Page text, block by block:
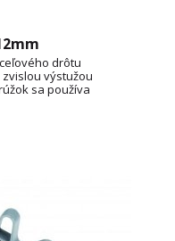
drôtu
výstužou
sa používa